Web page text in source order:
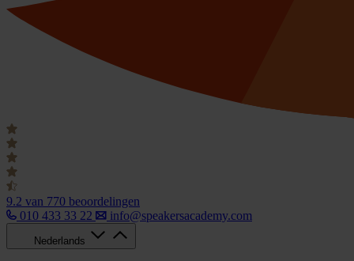
9.2 van 770 beoordelingen
010 433 33 22
info@speakersacademy.com
Nederlands